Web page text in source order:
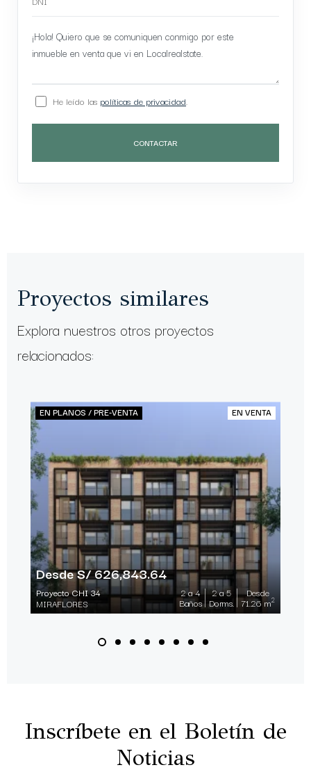
He leído las políticas de privacidad.
CONTACTAR
Proyectos similares
Explora nuestros otros proyectos
relacionados:
EN PLANOS / PRE-VENTA EN VENTA
Desde S/ 626,843.64
Proyecto CHI 34
MIRAFLORES
2 a 4
Baños
2 a 5
Dorms.
Desde
71.26 m2
Inscríbete en el Boletín de
Noticias